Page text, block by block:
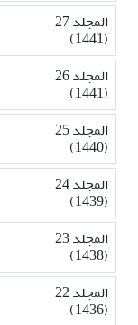
المجلد 27
(1441)
المجلد 26
(1441)
المجلد 25
(1440)
المجلد 24
(1439)
المجلد 23
(1438)
المجلد 22
(1436)